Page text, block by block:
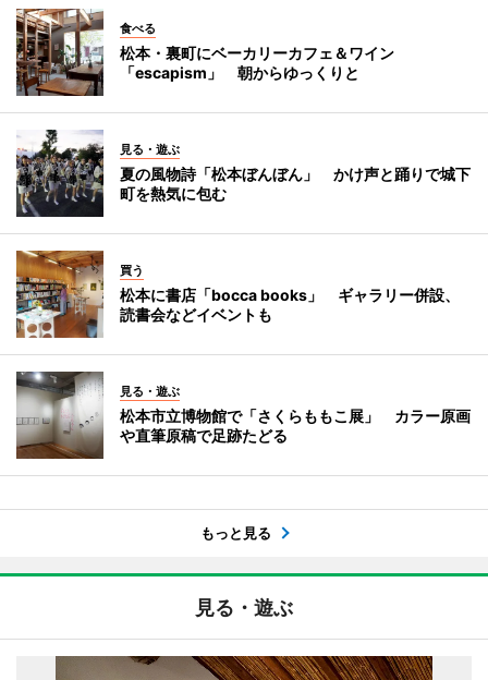
食べる
松本・裏町にベーカリーカフェ＆ワイン
「escapism」 朝からゆっくりと
見る・遊ぶ
夏の風物詩「松本ぼんぼん」 かけ声と踊りで城下
町を熱気に包む
買う
松本に書店「bocca books」 ギャラリー併設、
読書会などイベントも
見る・遊ぶ
松本市立博物館で「さくらももこ展」 カラー原画
や直筆原稿で足跡たどる
もっと見る
見る・遊ぶ